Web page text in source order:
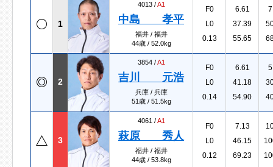
1
4013 /A1
中島 孝平
福井 / 福井
44歳 / 52.0kg
F0
L0
0.13
6.61
37.39
55.65
2
3854 /A1
吉川 元浩
兵庫 / 兵庫
51歳 / 51.5kg
F0
L0
0.14
6.61
41.18
54.90
3
4061 /A1
萩原 秀人
福井 / 福井
44歳 / 53.8kg
F0
L0
0.12
7.13
46.15
69.23